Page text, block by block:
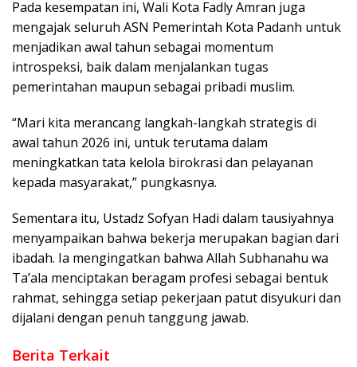
Pada kesempatan ini, Wali Kota Fadly Amran juga
mengajak seluruh ASN Pemerintah Kota Padanh untuk
menjadikan awal tahun sebagai momentum
introspeksi, baik dalam menjalankan tugas
pemerintahan maupun sebagai pribadi muslim.
“Mari kita merancang langkah-langkah strategis di
awal tahun 2026 ini, untuk terutama dalam
meningkatkan tata kelola birokrasi dan pelayanan
kepada masyarakat,” pungkasnya.
Sementara itu, Ustadz Sofyan Hadi dalam tausiyahnya
menyampaikan bahwa bekerja merupakan bagian dari
ibadah. Ia mengingatkan bahwa Allah Subhanahu wa
Ta’ala menciptakan beragam profesi sebagai bentuk
rahmat, sehingga setiap pekerjaan patut disyukuri dan
dijalani dengan penuh tanggung jawab.
Berita Terkait